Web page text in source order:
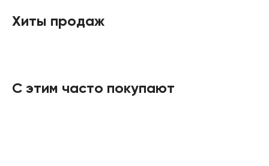
Хиты продаж
С этим часто покупают